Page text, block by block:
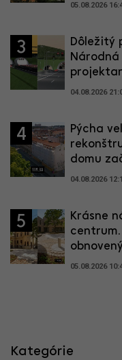
05.08.2026
3
Dôležitý
04.08.2026
4
Pýcha
domu
04.08.2026
5
Krásne
05.08.2026
Kategórie